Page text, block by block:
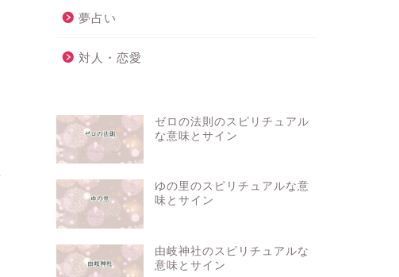
夢占い
対人・恋愛
ゼロの法則のスピリチュアル
な意味とサイン
ゆの里のスピリチュアルな意
味とサイン
由岐神社のスピリチュアルな
意味とサイン